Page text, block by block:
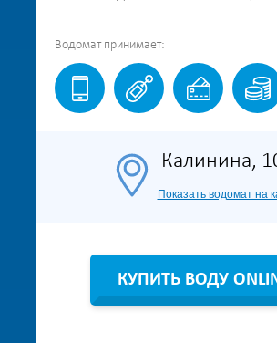
Водомат принимает:
Калинина,
Показать водомат на
КУПИТЬ ВОДУ